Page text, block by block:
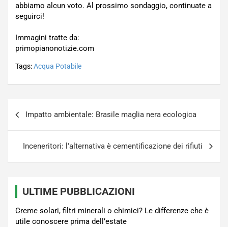
abbiamo alcun voto. Al prossimo sondaggio, continuate a
seguirci!
Immagini tratte da:
primopianonotizie.com
Tags:Acqua Potabile
articoli
Impatto ambientale: Brasile maglia nera ecologica
Inceneritori: l'alternativa è cementificazione dei rifiuti
ULTIME PUBBLICAZIONI
Creme solari, filtri minerali o chimici? Le differenze che è
utile conoscere prima dell’estate